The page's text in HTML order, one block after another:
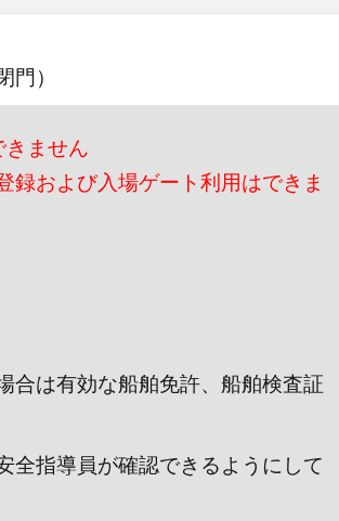
）
ません
および入場ゲート利用はできま
合は有効な船舶免許、船舶検査証
全指導員が確認できるようにして